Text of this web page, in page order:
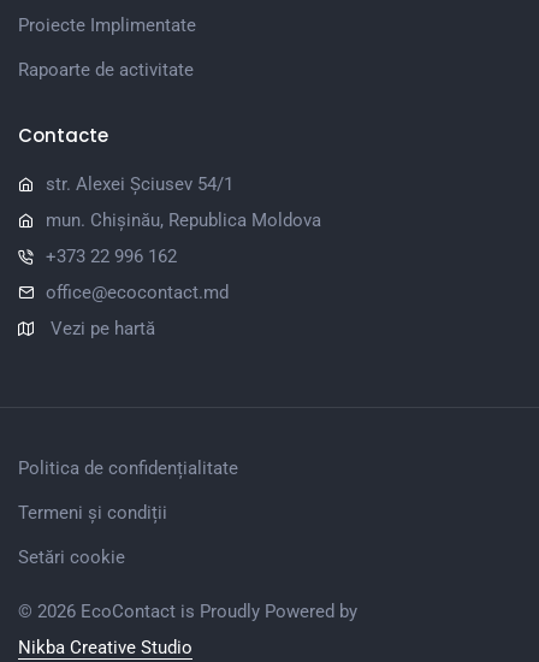
Proiecte Implimentate
Rapoarte de activitate
Contacte
str. Alexei Șciusev 54/1
mun. Chișinău, Republica Moldova
+373 22 996 162
office@ecocontact.md
Vezi pe hartă
Politica de confidențialitate
Termeni și condiții
Setări cookie
© 2026 EcoContact is Proudly Powered by
Nikba Creative Studio